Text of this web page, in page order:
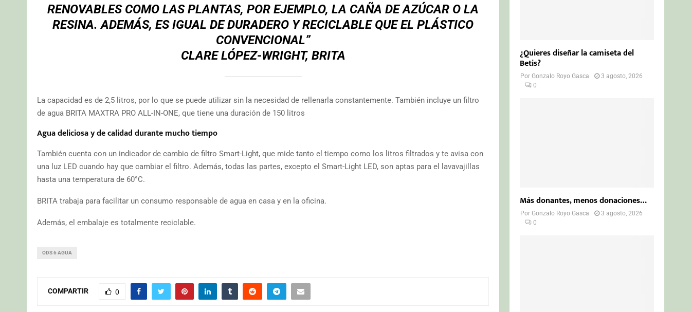
RENOVABLES COMO LAS PLANTAS, POR EJEMPLO, LA CAÑA DE AZÚCAR O LA
RESINA. ADEMÁS, ES IGUAL DE DURADERO Y RECICLABLE QUE EL PLÁSTICO
CONVENCIONAL”
CLARE LÓPEZ-WRIGHT, BRITA
La capacidad es de 2,5 litros, por lo que se puede utilizar sin la necesidad de rellenarla constantemente. También incluye un filtro
de agua BRITA MAXTRA PRO ALL-IN-ONE, que tiene una duración de 150 litros
Agua deliciosa y de calidad durante mucho tiempo
También cuenta con un indicador de cambio de filtro Smart-Light, que mide tanto el tiempo como los litros filtrados y te avisa con
una luz LED cuando hay que cambiar el filtro. Además, todas las partes, excepto el Smart-Light LED, son aptas para el lavavajillas
hasta una temperatura de 60°C.
BRITA trabaja para facilitar un consumo responsable de agua en casa y en la oficina.
Además, el embalaje es totalmente reciclable.
ODS 6 AGUA
COMPARTIR 0
¿Quieres diseñar la camiseta del
Betis?
PorGonzalo Royo Gasca
3 agosto, 2026
0
Más donantes, menos donaciones…
PorGonzalo Royo Gasca
3 agosto, 2026
0